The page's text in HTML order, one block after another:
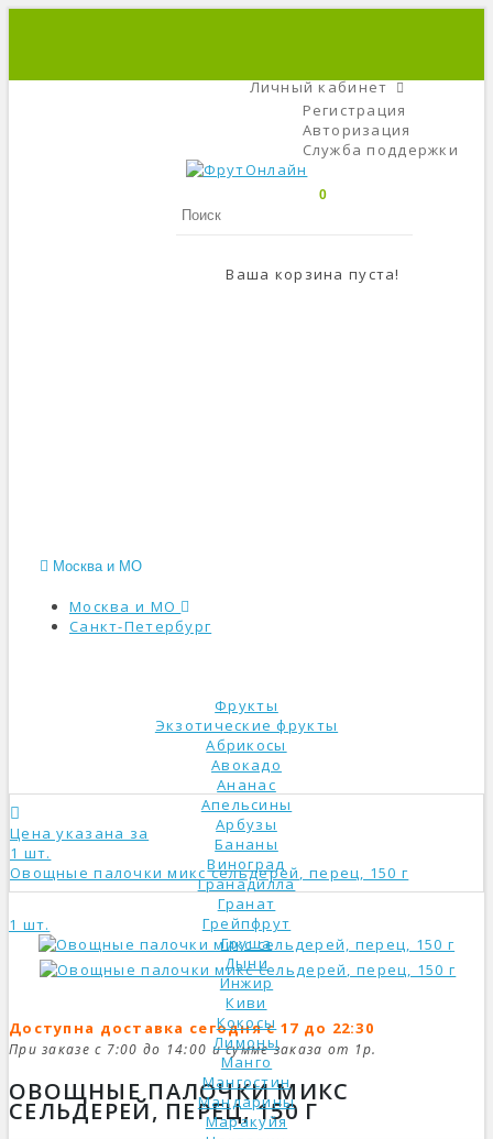
Личный кабинет
Регистрация
Авторизация
Служба поддержки
0
Ваша корзина пуста!
Москва и МО
Москва и МО
Санкт-Петербург
Фрукты
Экзотические фрукты
Абрикосы
Авокадо
Ананас
Апельсины
Арбузы
Бананы
Виноград
Гранадилла
Гранат
Грейпфрут
Груша
Дыни
Инжир
Киви
Кокосы
Лимоны
Манго
Мангостин
Мандарины
Маракуйя
Цена указана за
1 шт.
Овощные палочки микс сельдерей, перец, 150 г
1 шт.
Доступна доставка сегодня с 17 до 22:30
При заказе с 7:00 до 14:00 и сумме заказа от 1р.
ОВОЩНЫЕ ПАЛОЧКИ МИКС
СЕЛЬДЕРЕЙ, ПЕРЕЦ, 150 Г